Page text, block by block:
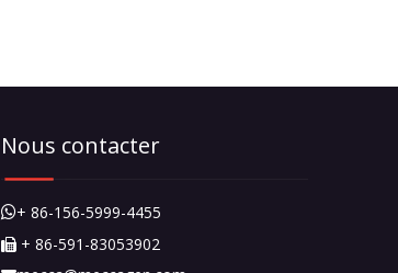
Nous contacter
+ 86-156-5999-4455
 + 86-591-83053902